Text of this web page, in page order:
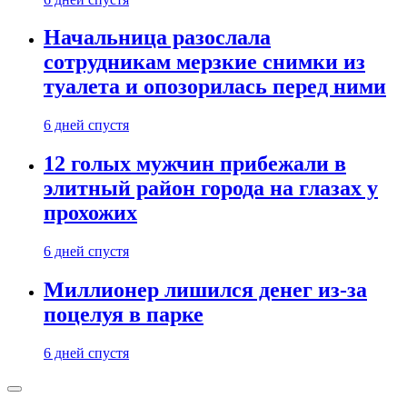
Начальница разослала
сотрудникам мерзкие снимки из
туалета и опозорилась перед ними
6 дней спустя
12 голых мужчин прибежали в
элитный район города на глазах у
прохожих
6 дней спустя
Миллионер лишился денег из-за
поцелуя в парке
6 дней спустя